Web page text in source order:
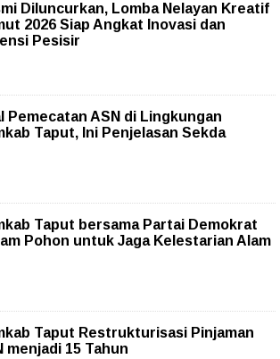
Diluncurkan, Lomba Nelayan Kreatif
2026 Siap Angkat Inovasi dan
Pesisir
Pemecatan ASN di Lingkungan
Taput, Ini Penjelasan Sekda
Taput bersama Partai Demokrat
Pohon untuk Jaga Kelestarian Alam
Taput Restrukturisasi Pinjaman
menjadi 15 Tahun‎